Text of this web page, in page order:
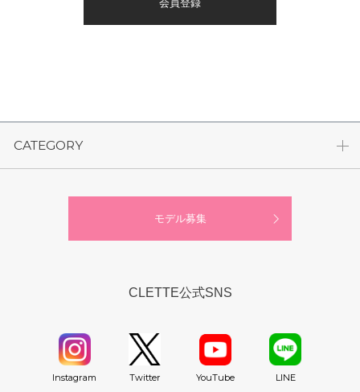
会員登録
CATEGORY
モデル募集
CLETTE公式SNS
Instagram Twitter YouTube LINE